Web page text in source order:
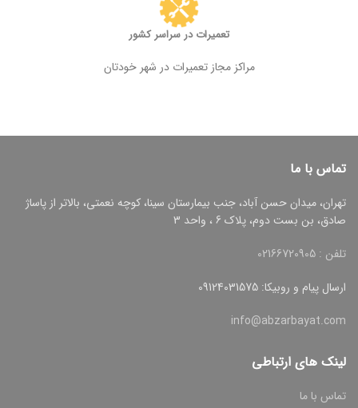
تعمیرات در سراسر کشور
مراکز مجاز تعمیرات در شهر خودتان
تماس با ما
تهران، میدان حسن آباد، جنب بیمارستان سینا، کوچه نعمتی، بالاتر از پاساژ
صادق، بن بست دوم، پلاک 6 ، واحد 3
تلفن : 02166720905
ارسال پیام و روبیکا: 09124031575
info@abzarbayat.com
لینک های ارتباطی
تماس با ما